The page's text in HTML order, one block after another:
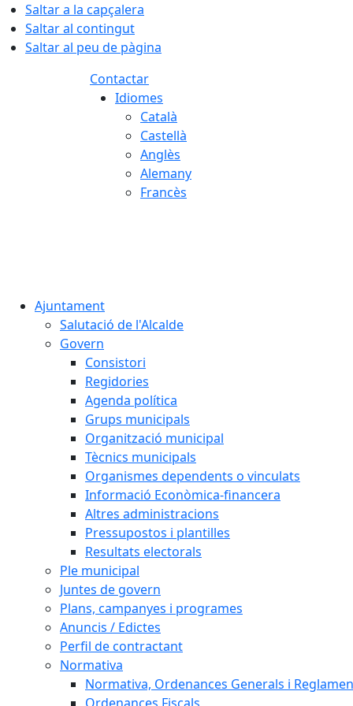
Saltar a la capçalera
Saltar al contingut
Saltar al peu de pàgina
Contactar
Idiomes
Català
Castellà
Anglès
Alemany
Francès
Ajuntament
Salutació de l'Alcalde
Govern
Consistori
Regidories
Agenda política
Grups municipals
Organització municipal
Tècnics municipals
Organismes dependents o vinculats
Informació Econòmica-financera
Altres administracions
Pressupostos i plantilles
Resultats electorals
Ple municipal
Juntes de govern
Plans, campanyes i programes
Anuncis / Edictes
Perfil de contractant
Normativa
Normativa, Ordenances Generals i